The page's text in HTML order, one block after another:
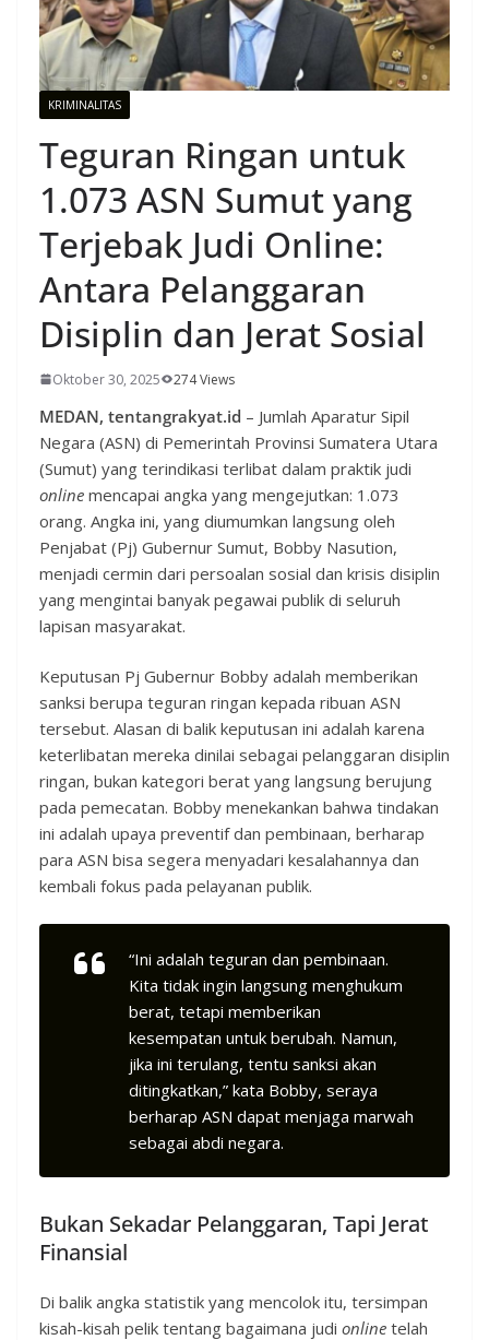
KRIMINALITAS
Teguran Ringan untuk
1.073 ASN Sumut yang
Terjebak Judi Online:
Antara Pelanggaran
Disiplin dan Jerat Sosial
Oktober 30, 2025 274 Views
MEDAN, tentangrakyat.id – Jumlah Aparatur Sipil
Negara (ASN) di Pemerintah Provinsi Sumatera Utara
(Sumut) yang terindikasi terlibat dalam praktik judi
online mencapai angka yang mengejutkan: 1.073
orang. Angka ini, yang diumumkan langsung oleh
Penjabat (Pj) Gubernur Sumut, Bobby Nasution,
menjadi cermin dari persoalan sosial dan krisis disiplin
yang mengintai banyak pegawai publik di seluruh
lapisan masyarakat.
Keputusan Pj Gubernur Bobby adalah memberikan
sanksi berupa teguran ringan kepada ribuan ASN
tersebut. Alasan di balik keputusan ini adalah karena
keterlibatan mereka dinilai sebagai pelanggaran disiplin
ringan, bukan kategori berat yang langsung berujung
pada pemecatan. Bobby menekankan bahwa tindakan
ini adalah upaya preventif dan pembinaan, berharap
para ASN bisa segera menyadari kesalahannya dan
kembali fokus pada pelayanan publik.
“Ini adalah teguran dan pembinaan.
Kita tidak ingin langsung menghukum
berat, tetapi memberikan
kesempatan untuk berubah. Namun,
jika ini terulang, tentu sanksi akan
ditingkatkan,” kata Bobby, seraya
berharap ASN dapat menjaga marwah
sebagai abdi negara.
Bukan Sekadar Pelanggaran, Tapi Jerat
Finansial
Di balik angka statistik yang mencolok itu, tersimpan
kisah-kisah pelik tentang bagaimana judi online telah